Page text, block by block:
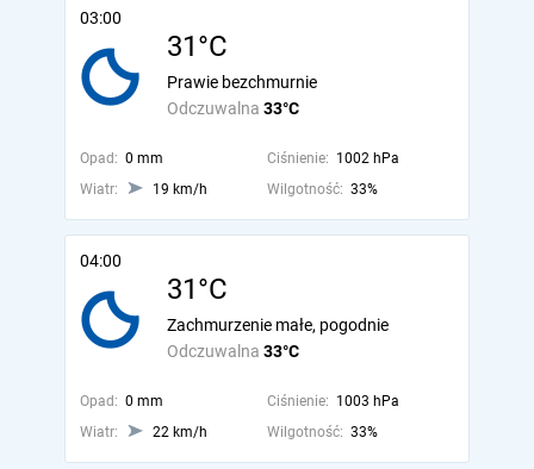
03:00
31°C
Odczuwalna 33°C
Prawie bezchmurnie
Opad: 0 mm Ciśnienie: 1002 hPa
Wiatr:
19 km/h Wilgotność: 33%
04:00
31°C
Odczuwalna 33°C
Zachmurzenie małe, pogodnie
Opad: 0 mm Ciśnienie: 1003 hPa
Wiatr:
22 km/h Wilgotność: 33%